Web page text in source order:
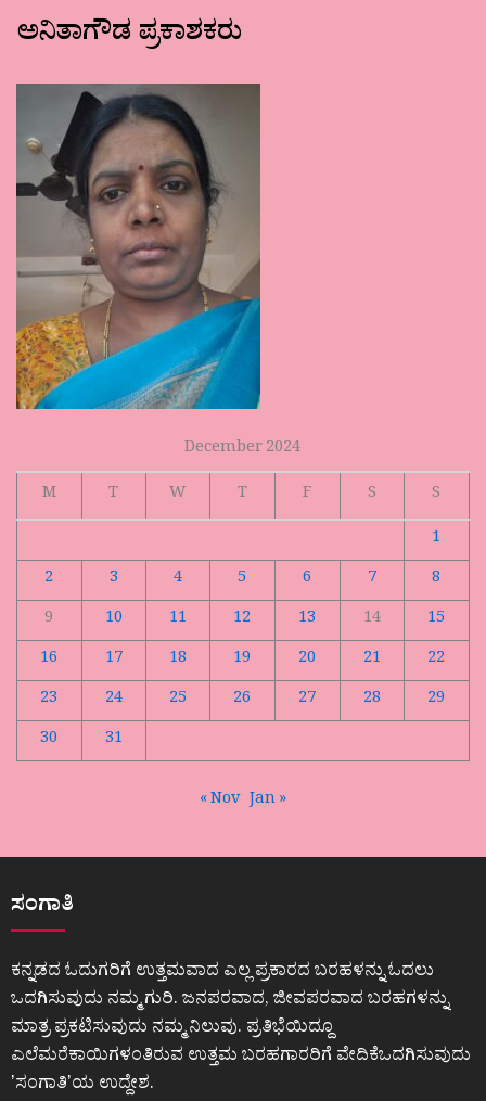
ಅನಿತಾಗೌಡ ಪ್ರಕಾಶಕರು
December 2024
M
T W T F S
S
1
2
3 4 5 6 7
8
9
10 11 12 13 14
15
16
17 18 19 20 21
22
23
24 25 26 27 28
29
30
31
« Nov Jan »
ಸಂಗಾತಿ
ಕನ್ನಡದ ಓದುಗರಿಗೆ ಉತ್ತಮವಾದ ಎಲ್ಲ ಪ್ರಕಾರದ ಬರಹಳನ್ನು ಓದಲು
ಒದಗಿಸುವುದು ನಮ್ಮ ಗುರಿ. ಜನಪರವಾದ, ಜೀವಪರವಾದ ಬರಹಗಳನ್ನು
ಮಾತ್ರ ಪ್ರಕಟಿಸುವುದು ನಮ್ಮ ನಿಲುವು. ಪ್ರತಿಭೆಯಿದ್ದೂ
ಎಲೆಮರೆಕಾಯಿಗಳಂತಿರುವ ಉತ್ತಮ ಬರಹಗಾರರಿಗೆ ವೇದಿಕೆಒದಗಿಸುವುದು
ʼಸಂಗಾತಿʼಯ ಉದ್ದೇಶ.